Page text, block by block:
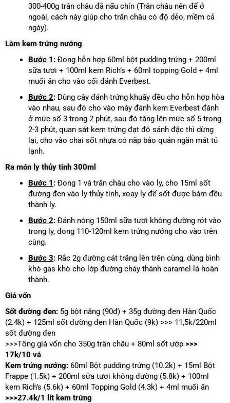
300-400g trân châu đã nấu chín (Trân châu nên để ở
ngoài, cách này giúp cho trân châu có độ dẻo, mềm cả
ngày).
Làm kem trứng nướng
Bước 1 : Đong hỗn hợp 60ml bột pudding trứng + 200ml
sữa tươi + 100ml kem Rich’s + 60ml topping Gold + 4ml
muối ăn cho vào cối đánh Everbest.
Bước 2: Dùng cây đánh trứng khuấy đều cho hỗn hợp hòa
vào nhau, sau đó cho vào máy đánh kem Everbest đánh
ở mức số 3 trong 2 phút, sau đó tăng lên mức số 5 trong
2-3 phút, quan sát kem trứng đạt độ sánh đặc thì dừng
lại, cho vào chai sốt nhựa có nắp bảo quản ngăn mát tủ
lạnh.
Ra món ly thủy tinh 300ml
Bước 1 : Đong 1 vá trân châu cho vào ly, cho 15ml sốt
đường đen vào ly thủy tinh, xoay ly để sốt được bám đều
thành ly.
Bước 2: Đánh nóng 150ml sữa tươi không đường rót vào
trong ly, đong 110-120ml kem trứng nướng cho vào trên
cùng.
Bước 3: Rắc 2g đường cát trắng lên trên cùng, dùng bình
khò gas khò cho lớp đường cháy thành caramel là hoàn
thành.
Giá vốn
Sốt đường đen: 5g bột năng (90đ) + 35g đường đen Hàn Quốc
(2.4k) + 125ml sốt đường đen Hàn Quốc (9k) >>> 11,5k/220ml
sốt đường đen
>>>Tổng giá vốn cho 350g trân châu + 80ml sốt ướp >>>
17k/10 vá
Kem trứng nướng: 60ml Bột pudding trứng (10.2k) + 15ml Bột
Frappe (1.5k) + 200ml sữa tươi không đường (5.8k) + 100ml
kem Rich’s (5.6k) + 60ml Topping Gold (4.3k) + 4ml muối ăn
>>>27.4k/1 lít kem trứng